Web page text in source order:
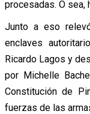
procesadas. O sea,
Junto a eso
enclaves
Ricardo Lagos y
por Michelle
Constitución de
fuerzas de las